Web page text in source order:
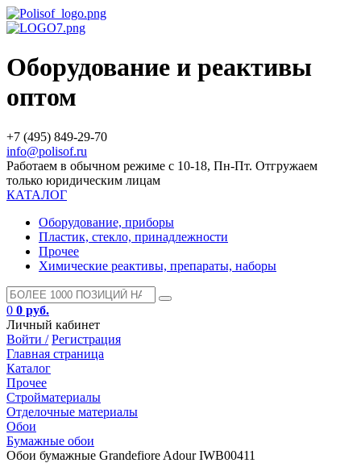
Оборудование и реактивы
оптом
+7 (495) 849-29-70
info@polisof.ru
Работаем в обычном режиме с 10-18, Пн-Пт. Отгружаем
только юридическим лицам
КАТАЛОГ
Оборудование, приборы
Пластик, стекло, принадлежности
Прочее
Химические реактивы, препараты, наборы
0 0 руб.
Личный кабинет
Войти / Регистрация
Главная страница
Каталог
Прочее
Стройматериалы
Отделочные материалы
Обои
Бумажные обои
Обои бумажные Grandefiore Adour IWB00411